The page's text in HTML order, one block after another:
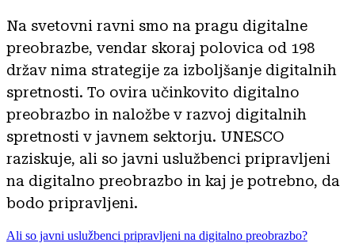
Na svetovni ravni smo na pragu digitalne
preobrazbe, vendar skoraj polovica od 198
držav nima strategije za izboljšanje digitalnih
spretnosti. To ovira učinkovito digitalno
preobrazbo in naložbe v razvoj digitalnih
spretnosti v javnem sektorju. UNESCO
raziskuje, ali so javni uslužbenci pripravljeni
na digitalno preobrazbo in kaj je potrebno, da
bodo pripravljeni.
Ali so javni uslužbenci pripravljeni na digitalno preobrazbo?